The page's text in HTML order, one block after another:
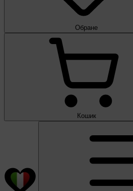
Обране
Кошик